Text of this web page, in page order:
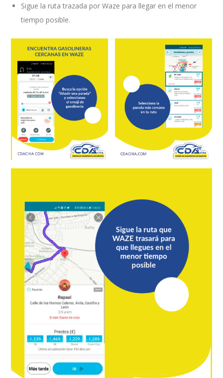
Sigue la ruta trazada por Waze para llegar en el menor
tiempo posible.